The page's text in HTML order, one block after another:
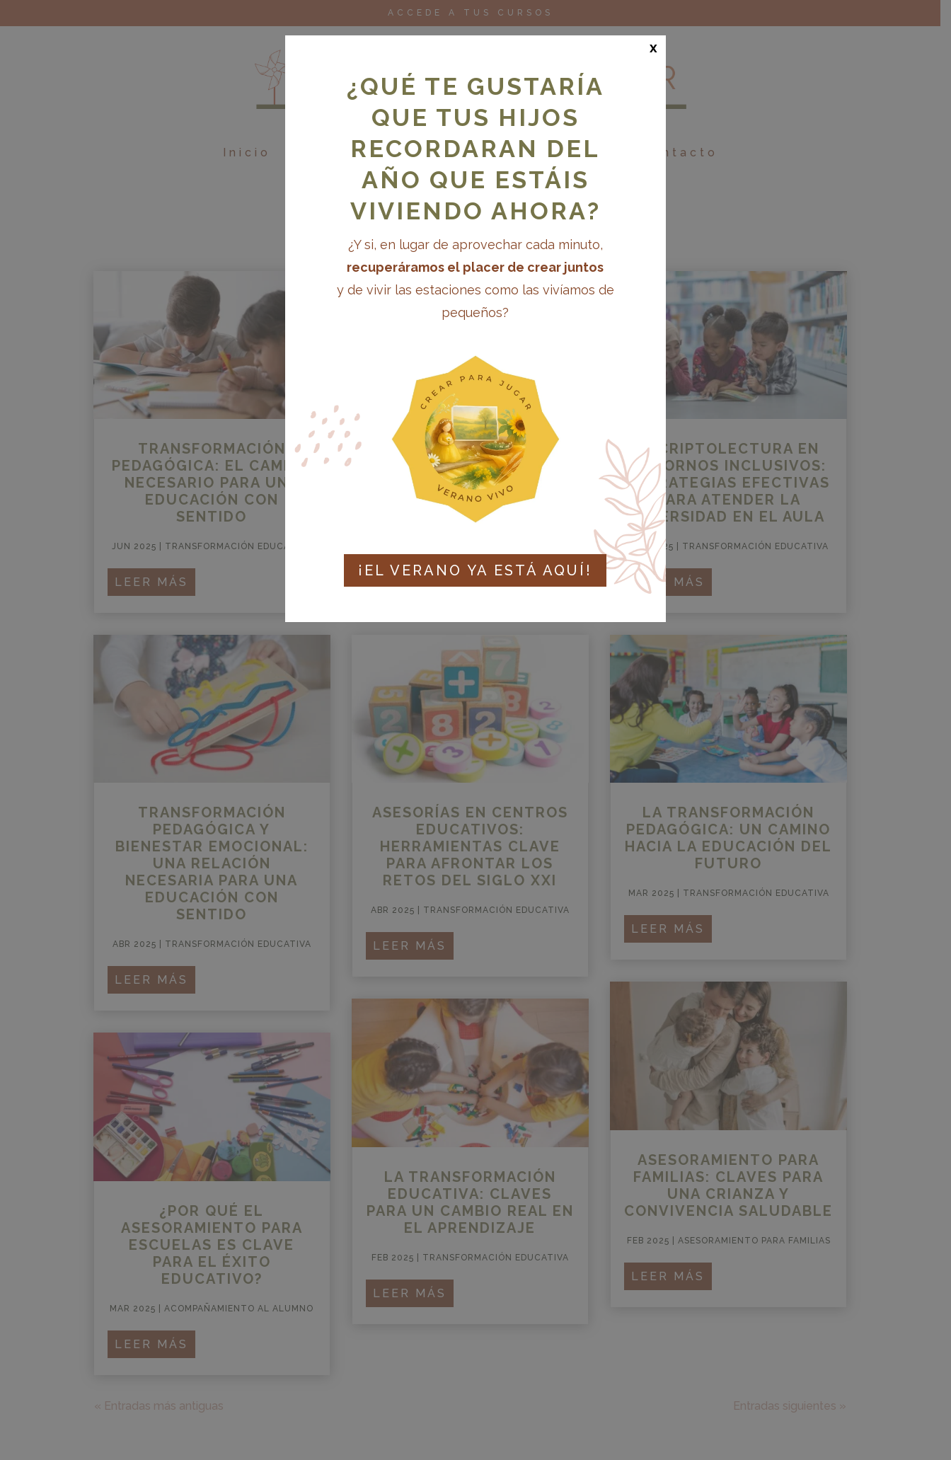
ACCEDE A TUS CURSOS
Inicio Cursos Para escuelas Blog Contacto
TRANSFORMACIÓN
PEDAGÓGICA: EL CAMBIO
NECESARIO PARA UNA
EDUCACIÓN CON
SENTIDO
JUN 2025 TRANSFORMACIÓN EDUCATIVA
LEER MÁS
TRANSFORMACIÓN
PEDAGÓGICA Y
BIENESTAR EMOCIONAL:
UNA RELACIÓN
NECESARIA PARA UNA
EDUCACIÓN CON
SENTIDO
ABR 2025 TRANSFORMACIÓN EDUCATIVA
LEER MÁS
¿POR QUÉ EL
ASESORAMIENTO PARA
ESCUELAS ES CLAVE
PARA EL ÉXITO
EDUCATIVO?
MAR 2025 |ACOMPAÑAMIENTO AL ALUMNO
LEER MÁS
ESTRATEGIAS
PEDAGÓGICAS PARA
FOMENTAR EL
PENSAMIENTO CRÍTICO
DESDE LA INFANCIA
ASESORÍAS EN CENTROS
EDUCATIVOS:
HERRAMIENTAS CLAVE
PARA AFRONTAR LOS
RETOS DEL SIGLO XXI
ABR 2025 TRANSFORMACIÓN EDUCATIVA
LEER MÁS
LA TRANSFORMACIÓN
EDUCATIVA: CLAVES
PARA UN CAMBIO REAL EN
EL APRENDIZAJE
FEB 2025 TRANSFORMACIÓN EDUCATIVA
LEER MÁS
ESCRIPTOLECTURA EN
ENTORNOS INCLUSIVOS:
ESTRATEGIAS EFECTIVAS
PARA ATENDER LA
DIVERSIDAD EN EL AULA
MAY 2025 TRANSFORMACIÓN EDUCATIVA
LEER MÁS
LA TRANSFORMACIÓN
PEDAGÓGICA: UN CAMINO
HACIA LA EDUCACIÓN DEL
FUTURO
MAR 2025 TRANSFORMACIÓN EDUCATIVA
LEER MÁS
ASESORAMIENTO PARA
FAMILIAS: CLAVES PARA
UNA CRIANZA Y
CONVIVENCIA SALUDABLE
FEB 2025 ASESORAMIENTO PARA FAMILIAS
LEER MÁS
« Entradas más antiguas Entradas siguientes »
¿QUÉ TE GUSTARÍA
QUE TUS HIJOS
RECORDARAN DEL
AÑO QUE ESTÁIS
VIVIENDO AHORA?
¿Y si, en lugar de aprovechar cada minuto,
recuperáramos el placer de crear juntos
y de vivir las estaciones como las vivíamos de
pequeños?
¡EL VERANO YA ESTÁ AQUÍ!
x